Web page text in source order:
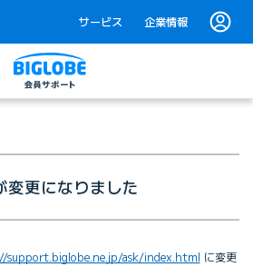
サービス 企業情報
変更になりました
support.biglobe.ne.jp/ask/index.html に変更